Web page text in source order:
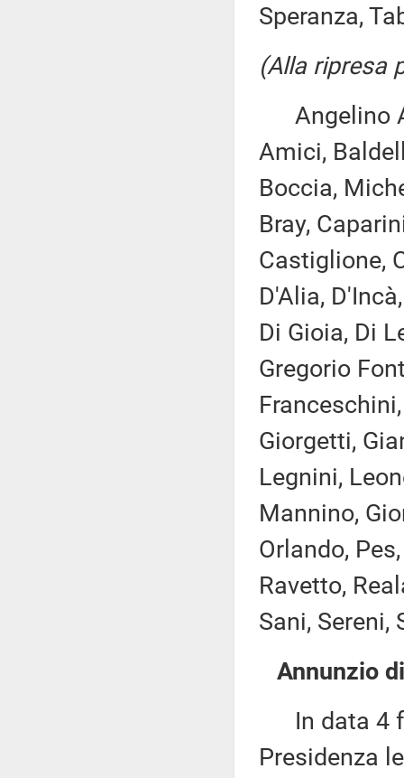
Speranza,
(Alla ripresa
Angelino
Amici,
Boccia,
Bray,
Castiglione,
D'Alia,
Di Gioia, Di
Gregorio
Giorgetti,
Legnini,
Mannino,
Orlando,
Ravetto,
Sani, Sereni,
Annunzio
In data 4
Presidenza